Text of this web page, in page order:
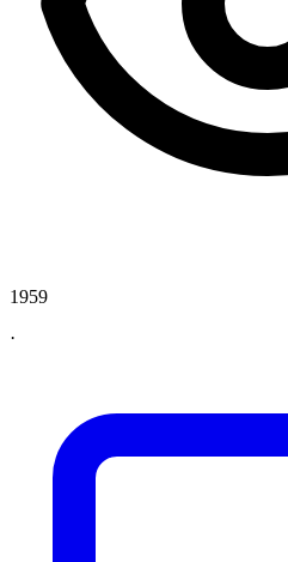
1959
·